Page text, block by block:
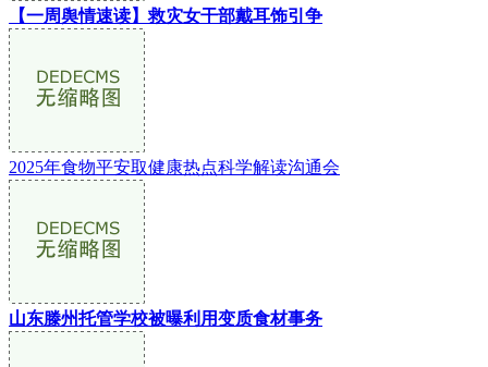
【一周舆情速读】救灾女干部戴耳饰引争
2025年食物平安取健康热点科学解读沟通会
山东滕州托管学校被曝利用变质食材事务